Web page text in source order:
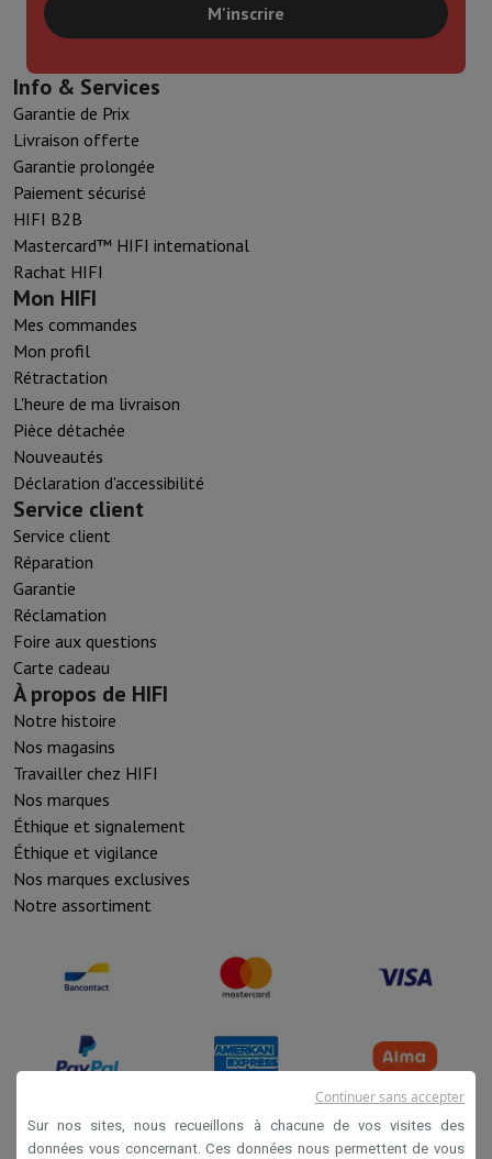
M'inscrire
Info & Services
Garantie de Prix
Livraison offerte
Garantie prolongée
Paiement sécurisé
HIFI B2B
Mastercard™ HIFI international
Rachat HIFI
Mon HIFI
Mes commandes
Mon profil
Rétractation
L'heure de ma livraison
Pièce détachée
Nouveautés
Déclaration d'accessibilité
Service client
Service client
Réparation
Garantie
Réclamation
Foire aux questions
Carte cadeau
À propos de HIFI
Notre histoire
Nos magasins
Travailler chez HIFI
Nos marques
Éthique et signalement
Éthique et vigilance
Nos marques exclusives
Notre assortiment
Sur nos sites, nous recueillons à chacune de vos visites des
données vous concernant. Ces données nous permettent de vous
Continuer sans accepter